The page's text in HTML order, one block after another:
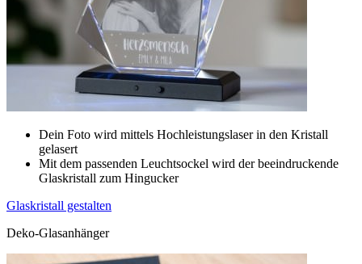
Dein Foto wird mittels Hochleistungslaser in den Kristall
gelasert
Mit dem passenden Leuchtsockel wird der beeindruckende
Glaskristall zum Hingucker
Glaskristall gestalten
Deko-Glasanhänger